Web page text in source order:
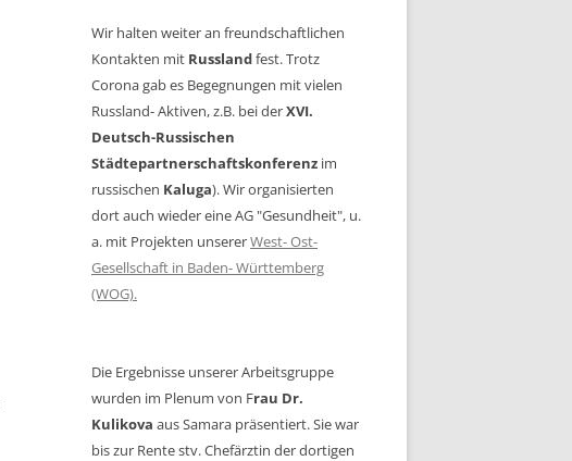
Wir halten weiter an freundschaftlichen
Kontakten mit Russlandfest. Trotz
Corona gab es Begegnungen mit vielen
Russland- Aktiven, z.B. bei derXVI.
Deutsch-Russischen
Städtepartnerschaftskonferenz im
russischen Kaluga). Wir organisierten
dort auch wieder eine AG "Gesundheit", u.
a. mit Projekten unsererWest- Ost-
Gesellschaft in Baden- Württemberg
(WOG).
Die Ergebnisse unserer Arbeitsgruppe
wurden im Plenum von Frau Dr.
Kulikova aus Samara präsentiert. Sie war
bis zur Rente stv. Chefärztin der dortigen